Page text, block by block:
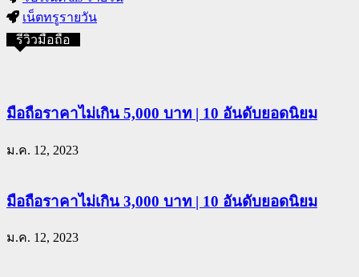
เน็ตทรูรายวัน
รีวิวมือถือ
มือถือราคาไม่เกิน 5,000 บาท | 10 อันดับยอดนิยม
ม.ค. 12, 2023
มือถือราคาไม่เกิน 3,000 บาท | 10 อันดับยอดนิยม
ม.ค. 12, 2023